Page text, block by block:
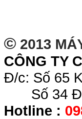
© 2013
CÔNG TY
Đ/c: Số 65
Số 34
Hotline :